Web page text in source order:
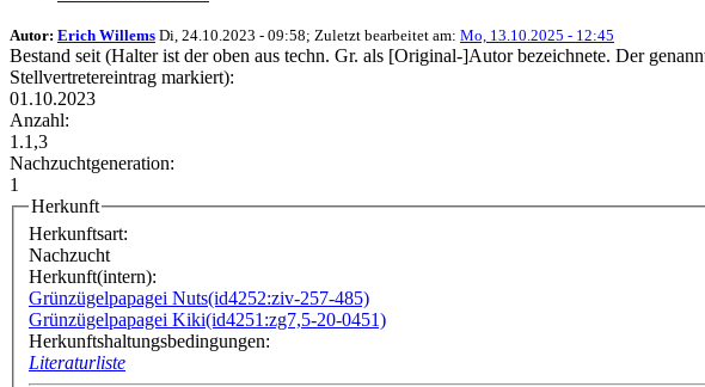
Autor: Erich Willems Di, 24.10.2023 - 09:58; Zuletzt bearbeitet am: Mo, 13.10.2025 - 12:45
Bestand seit (Halter ist der oben aus techn. Gr. als [Original-]Autor bezeichnete. Der
Stellvertretereintrag markiert):
01.10.2023
Anzahl:
1.1,3
Nachzuchtgeneration:
1
Herkunft
Herkunftsart:
Nachzucht
Herkunft(intern):
Grünzügelpapagei Nuts(id4252:ziv-257-485)
Grünzügelpapagei Kiki(id4251:zg7,5-20-0451)
Herkunftshaltungsbedingungen:
Literaturliste